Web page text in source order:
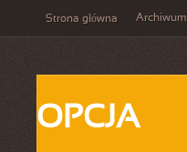
Strona główna Archiwum
OPCJA